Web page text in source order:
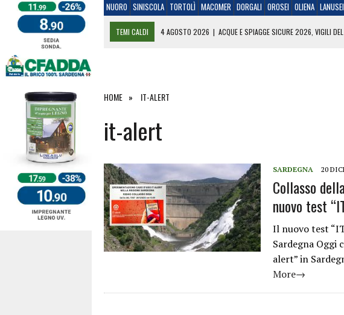
NUORO SINISCOLA TORTOLÌ MACOMER DORGALI OROSEI OLIENA LANUSEI
TEMI CALDI 4 AGOSTO 2026 | ACQUE E SPIAGGE SICURE 2026, VIGILI
26 LUGLIO 2026 |
HOME IT-ALERT
it-alert
SARDEGNA 20
Collasso
nuovo test
Il nuovo test
Sardegna Oggi
alert” in
More→